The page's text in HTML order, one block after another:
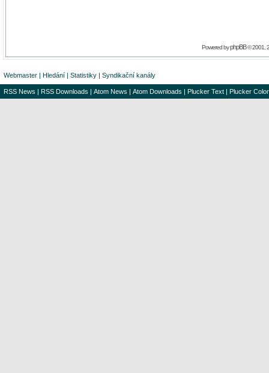
Powered byphpBB© 2001,
Webmaster | Hledání | Statistiky | Syndikační kanály
RSS News | RSS Downloads | Atom News | Atom Downloads | Plucker Text | Plucker Color